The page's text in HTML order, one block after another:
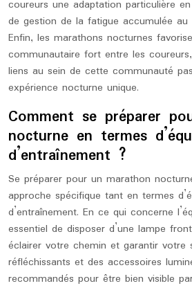
coureurs une adaptation particulière
de gestion de la fatigue accumulée
Enfin, les marathons nocturnes
communautaire fort entre les
liens au sein de cette communauté
expérience nocturne unique.
Comment se préparer
nocturne en termes
d’entraînement ?
Se préparer pour un marathon
approche spécifique tant en termes
d’entraînement. En ce qui concerne
essentiel de disposer d’une lampe
éclairer votre chemin et garantir votre
réfléchissants et des accessoires
recommandés pour être bien visible